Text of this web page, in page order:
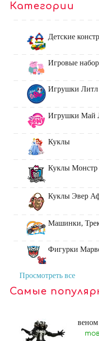
Категории
Детские
Игровые
Игрушки
Игрушки Май
Куклы
Куклы
Куклы Эвер
Машинки,
Фигурки
Просмотреть все
Самые
веном